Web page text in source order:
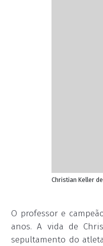
Christian Keller
O professor e
anos. A vida de
sepultamento do